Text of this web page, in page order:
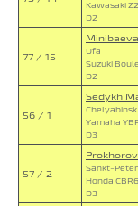
Kawasaki
D2
77 / 15
Ufa
Suzuki
D2
56 / 1
Sedykh
Chelyabinsk
Yamaha
D3
57 / 2
Sankt-
Honda
D3